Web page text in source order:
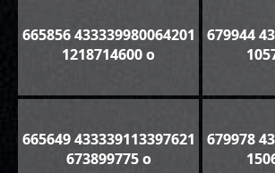
665856 433339980064201
1218714600 o
679944
665649 433339113397621
673899775 o
679978